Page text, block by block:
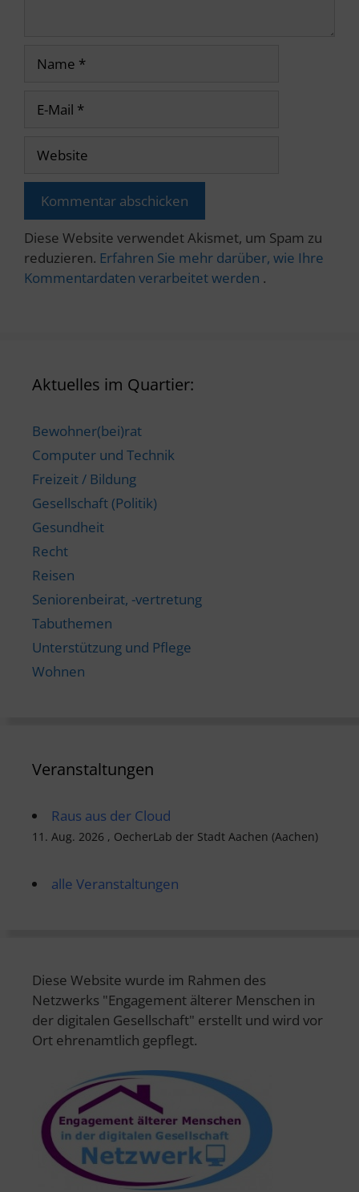
Mail
Website
Diese Website verwendet Akismet, um Spam zu
reduzieren. Erfahren Sie mehr darüber, wie Ihre
Kommentardaten verarbeitet werden .
Aktuelles im Quartier:
Bewohner(bei)rat
Computer und Technik
Freizeit / Bildung
Gesellschaft (Politik)
Gesundheit
Recht
Reisen
Seniorenbeirat, -vertretung
Tabuthemen
Unterstützung und Pflege
Wohnen
Veranstaltungen
Raus aus der Cloud
11. Aug. 2026 , OecherLab der Stadt Aachen (Aachen)
alle Veranstaltungen
Diese Website wurde im Rahmen des
Netzwerks "Engagement älterer Menschen in
der digitalen Gesellschaft" erstellt und wird vor
Ort ehrenamtlich gepflegt.